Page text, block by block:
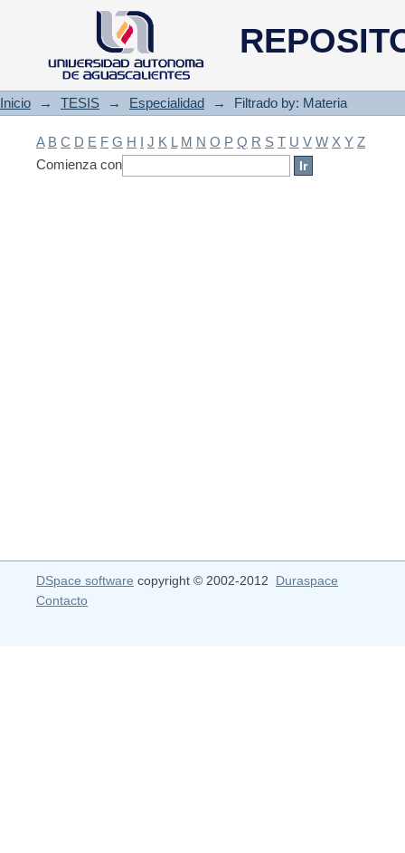
Filtrado by: Materia
Inicio → TESIS → Especialidad → Filtrado by: Materia
A B C D E F G H I J K L M N O P Q R S T U V W X Y Z
Comienza con
DSpace software copyright © 2002-2012 Duraspace
Contacto